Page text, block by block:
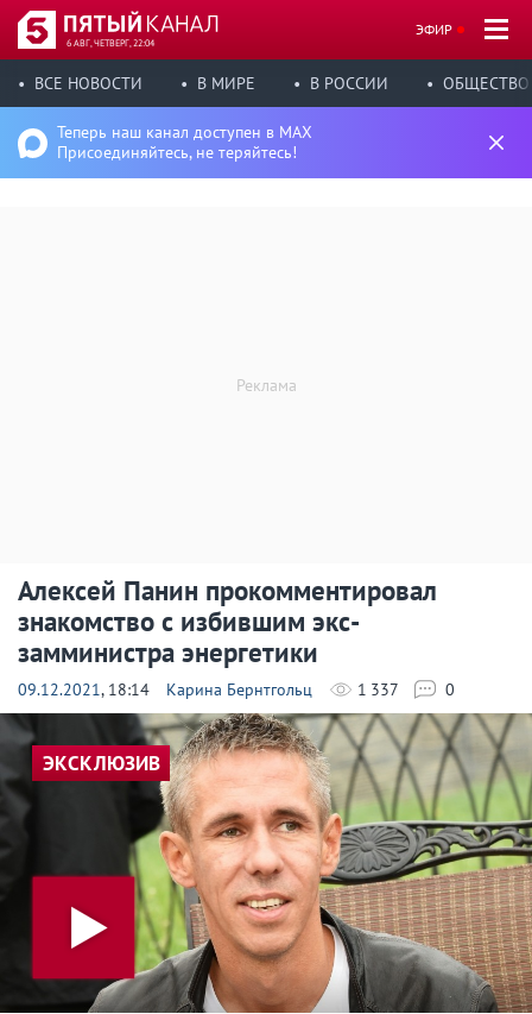
6 АВГ, ЧЕТВЕРГ, 22:04
ЭФИР
ВСЕ НОВОСТИ В МИРЕ В РОССИИ ОБЩЕСТВО
Теперь наш канал доступен в MAX
Присоединяйтесь, не теряйтесь!
Алексей Панин прокомментировал
знакомство с избившим экс-
замминистра энергетики
09.12.2021, 18:14 Карина Бернтгольц 1 337 0
ЭКСКЛЮЗИВ